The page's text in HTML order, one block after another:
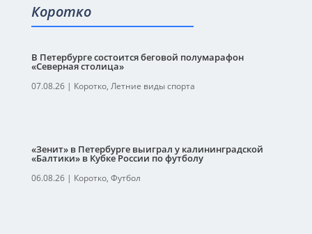
Коротко
В Петербурге состоится беговой полумарафон
«Северная столица»
07.08.26| Коротко, Летние виды спорта
«Зенит» в Петербурге выиграл у калининградской
«Балтики» в Кубке России по футболу
06.08.26| Коротко, Футбол